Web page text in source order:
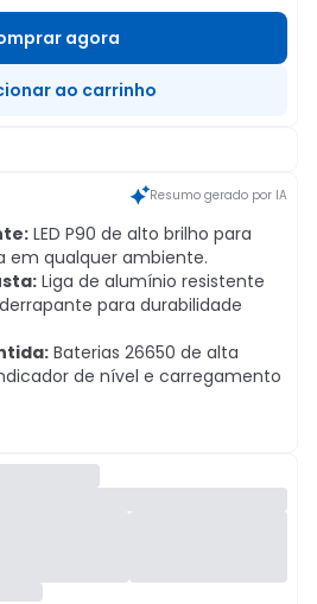
agora
ao carrinho
Resumo gerado por IA
LED P90 de alto brilho para
em qualquer ambiente.
Liga de alumínio resistente
para durabilidade
Baterias 26650 de alta
de nível e carregamento